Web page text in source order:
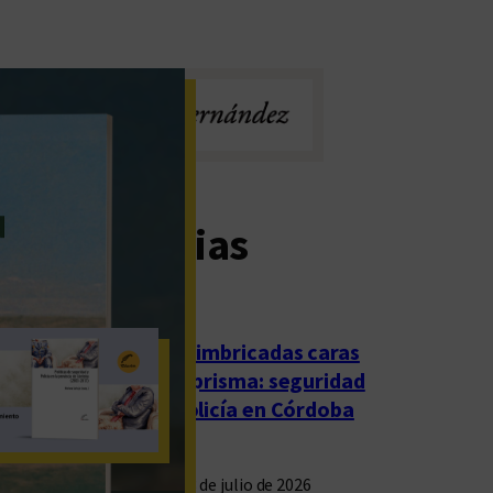
noticias
Las imbricadas caras
del prisma: seguridad
y policía en Córdoba
23 de julio de 2026